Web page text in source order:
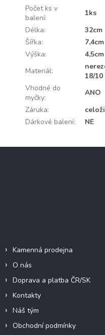
Počet ks v
balení:
1ks
Délka:
32cm
Šířka:
7,4cm
Výška:
4,5cm
Materiál:
18/10
Vhodné do
myčky:
ANO
Záruka:
Dárkové balení: NE
Z
Kamenná prodejna
O nás
Doprava a platba ČR/SK
Kontakty
Náš tým
Obchodní podmínky